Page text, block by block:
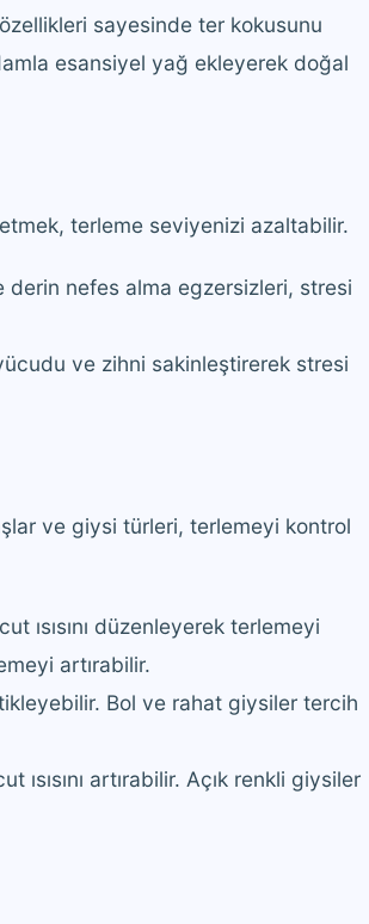
sayesinde ter kokusunu
esansiyel yağ ekleyerek doğal
terleme seviyenizi azaltabilir.
derin nefes alma egzersizleri, stresi
ve zihni sakinleştirerek stresi
ve giysi türleri, terlemeyi kontrol
ısısını düzenleyerek terlemeyi
artırabilir.
Bol ve rahat giysiler tercih
ısısını artırabilir. Açık renkli giysiler